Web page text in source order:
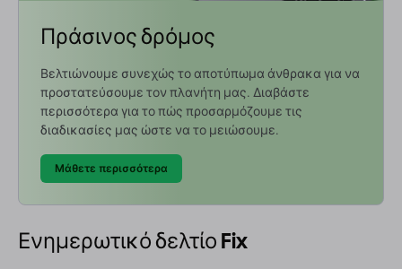
Πράσινος δρόμος
Βελτιώνουμε συνεχώς το αποτύπωμα άνθρακα για να
προστατεύσουμε τον πλανήτη μας. Διαβάστε
περισσότερα για το πώς προσαρμόζουμε τις
διαδικασίες μας ώστε να το μειώσουμε.
Μάθετε περισσότερα
Ενημερωτικό δελτίο Fix